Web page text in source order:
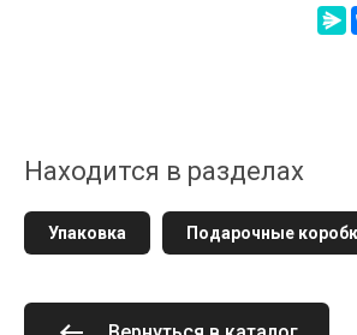
Находится в разделах
Упаковка Подарочные